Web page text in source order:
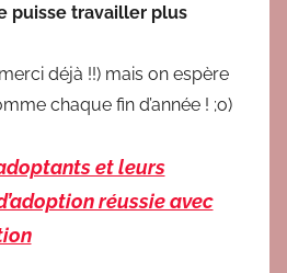
puisse travailler plus
déjà !!) mais on espère
chaque fin d’année ! ;o)
et leurs
réussie avec